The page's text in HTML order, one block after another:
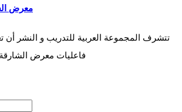
معرض
تتشرف المجموعة العربية للتدريب و النشر
فاعليات معرض الشارقة